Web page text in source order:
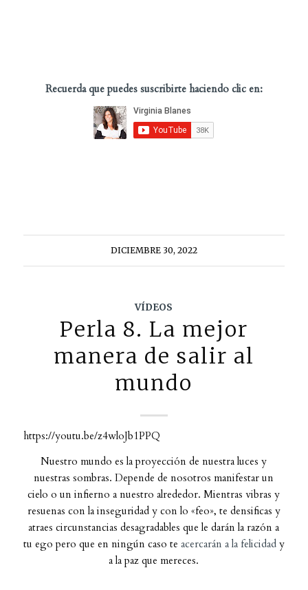
Recuerda que puedes suscribirte haciendo clic en:
DICIEMBRE 30, 2022
VÍDEOS
Perla 8. La mejor
manera de salir al
mundo
https://youtu.be/z4wloJb1PPQ
Nuestro mundo es la proyección de nuestra luces y
nuestras sombras. Depende de nosotros manifestar un
cielo o un infierno a nuestro alrededor. Mientras vibras y
resuenas con la inseguridad y con lo «feo», te densificas y
atraes circunstancias desagradables que le darán la razón a
tu ego pero que en ningún caso te acercarán a la felicidady
a la paz que mereces.